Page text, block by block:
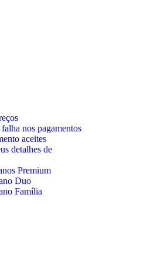
nos pagamentos
aceites
detalhes de
Premium
Duo
Família